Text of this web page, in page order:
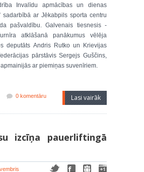
Invalīdu apmācības un dienas
sadarbībā ar Jēkabpils sporta centru
pašvaldību. Galvenais tiesnesis -
atklāšanā panākumus vēlēja
deputāts Andris Rutko un Krievijas
pārstāvis Sergejs Guščins,
ar piemiņas suvenīriem.
0 komentāru Lasi vairāk
izcīņa pauerliftingā